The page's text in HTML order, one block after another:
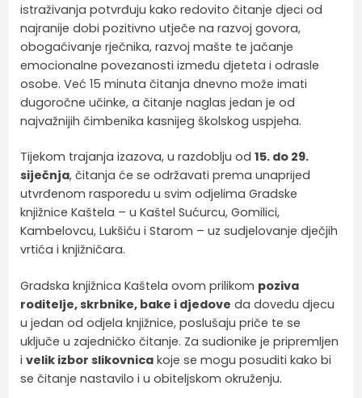
istraživanja potvrđuju kako redovito čitanje djeci od
najranije dobi pozitivno utječe na razvoj govora,
obogaćivanje rječnika, razvoj mašte te jačanje
emocionalne povezanosti između djeteta i odrasle
osobe. Već 15 minuta čitanja dnevno može imati
dugoročne učinke, a čitanje naglas jedan je od
najvažnijih čimbenika kasnijeg školskog uspjeha.
Tijekom trajanja izazova, u razdoblju od15. do 29.
siječnja, čitanja će se održavati prema unaprijed
utvrđenom rasporedu u svim odjelima Gradske
knjižnice Kaštela – u Kaštel Sućurcu, Gomilici,
Kambelovcu, Lukšiću i Starom – uz sudjelovanje dječjih
vrtića i knjižničara.
Gradska knjižnica Kaštela ovom prilikom poziva
roditelje, skrbnike, bake i djedove da dovedu djecu
u jedan od odjela knjižnice, poslušaju priče te se
uključe u zajedničko čitanje. Za sudionike je pripremljen
ivelik izbor slikovnica koje se mogu posuditi kako bi
se čitanje nastavilo i u obiteljskom okruženju.